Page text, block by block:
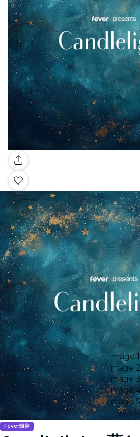
ギャラリー
Image 1
Image 2
Image 3
Image
Image 5
Fever限定